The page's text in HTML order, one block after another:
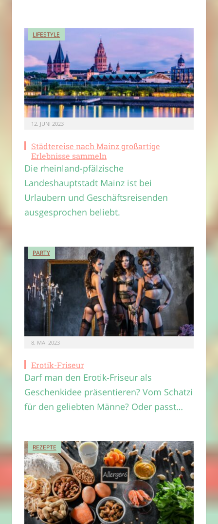
LIFESTYLE
12. JUNI 2023
Städtereise nach Mainz großartige
Erlebnisse sammeln
Die rheinland-pfälzische
Landeshauptstadt Mainz ist bei
Urlaubern und Geschäftsreisenden
ausgesprochen beliebt.
PARTY
8. MAI 2023
Erotik-Friseur
Darf man den Erotik-Friseur als
Geschenkidee präsentieren? Vom Schatzi
für den geliebten Männe? Oder passt…
REZEPTE